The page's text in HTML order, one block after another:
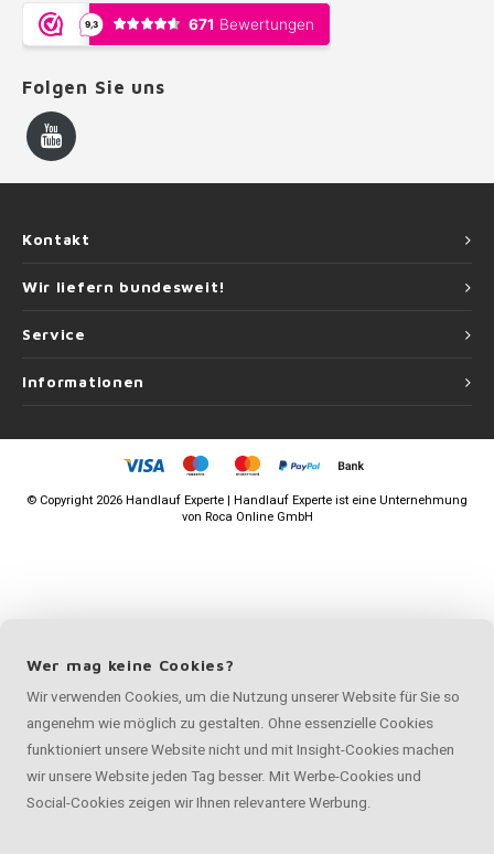
Folgen Sie uns
Kontakt
Wir liefern bundesweit!
Service
Informationen
© Copyright 2026 Handlauf Experte | Handlauf Experte ist eine Unternehmung
von Roca Online GmbH
Wer mag keine Cookies?
Wir verwenden Cookies, um die Nutzung unserer Website für Sie so
angenehm wie möglich zu gestalten. Ohne essenzielle Cookies
funktioniert unsere Website nicht und mit Insight-Cookies machen
wir unsere Website jeden Tag besser. Mit Werbe-Cookies und
Social-Cookies zeigen wir Ihnen relevantere Werbung.